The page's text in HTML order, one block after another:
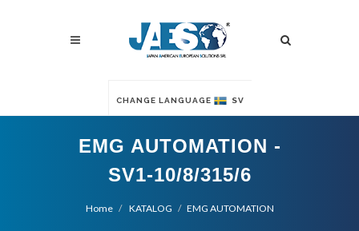
CHANGE LANGUAGE SV
EMG AUTOMATION -
SV1-10/8/315/6
Home KATALOG EMG AUTOMATION